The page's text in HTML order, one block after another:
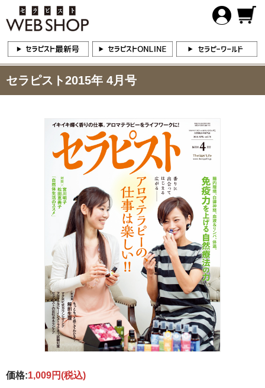
セラピスト2015年 4月号
価格:1,009円(税込)